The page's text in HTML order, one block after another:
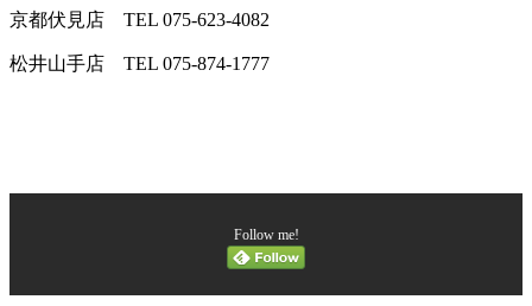
京都伏見店 TEL 075-623-4082
松井山手店 TEL 075-874-1777
Follow me!